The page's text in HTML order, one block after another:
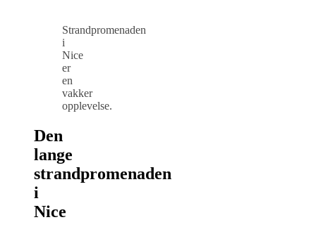
Strandpromenaden
i
Nice
er
en
vakker
opplevelse.
Den
lange
strandpromenaden
i
Nice